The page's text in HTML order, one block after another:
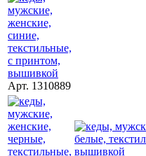
Арт. 1310889